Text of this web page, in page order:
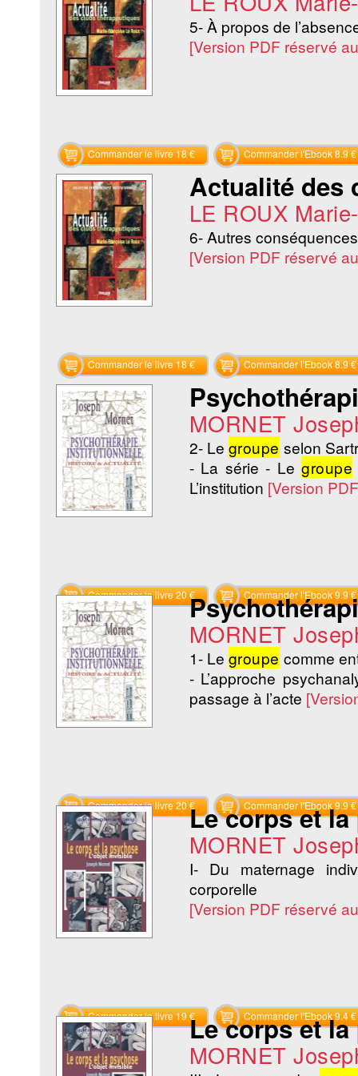
5- À propos de
[Version PDF réservé
Commander le livre 18 € Commander l'Ebook 8.9 €
Actualité des
LE ROUX
6- Autres
[Version PDF réservé
Commander le livre 18 € Commander l'Ebook 8.9 €
MORNET
2- Le groupe selon
- La série - Legroupe
L’institution [Version
Commander le livre 20 € Commander l'Ebook 9.9 €
MORNET
1- Le groupe comme
- L’approche
passage à l’acte
Commander le livre 20 € Commander l'Ebook 9.9 €
Le corps et
MORNET
I- Du maternage
corporelle
[Version PDF réservé
Commander le livre 19 € Commander l'Ebook 9.4 €
Le corps et
MORNET